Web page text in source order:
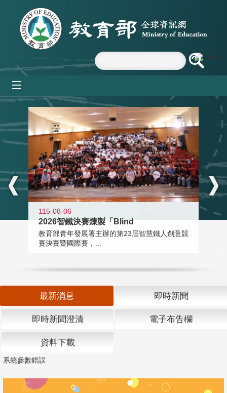
跳到主要內容區塊
:::
115-08-06
2026智鐵決賽煉製「Blind
教育部青年發展署主辦的第23屆智慧鐵人創意競
賽決賽暨國際賽，...
最新消息 即時新聞
即時新聞澄清 電子布告欄
資料下載
系統參數錯誤